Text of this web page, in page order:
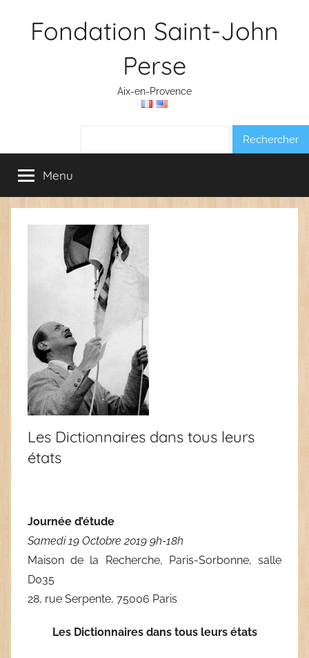
Fondation Saint-John
Perse
Aix-en-Provence
Menu
Les Dictionnaires dans tous leurs
états
Journée d’étude
Samedi 19 Octobre 2019 9h-18h
Maison de la Recherche, Paris-Sorbonne, salle
D035
28, rue Serpente, 75006 Paris
Les Dictionnaires dans tous leurs états